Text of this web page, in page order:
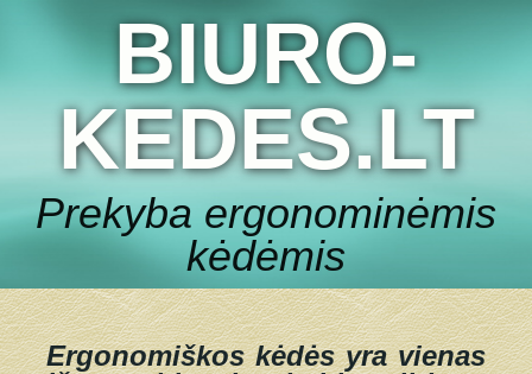
BIURO-
KEDES.LT
Prekyba ergonominėmis
kėdėmis
Ergonomiškos kėdės yra vienas